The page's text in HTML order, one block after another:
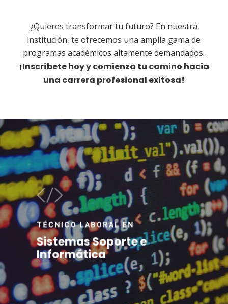
¿Quieres transformar tu futuro? En nuestra
institución, te ofrecemos una amplia gama de
programas académicos altamente demandados.
¡Inscríbete hoy y comienza tu camino hacia
una carrera profesional exitosa!
TÉCNICO LABORAL EN
Sistemas Soporte e
Informática